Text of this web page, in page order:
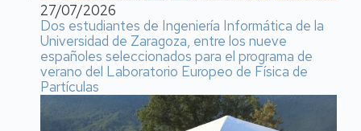
27/07/2026
Dos estudiantes de Ingeniería Informática de la
Universidad de Zaragoza, entre los nueve
españoles seleccionados para el programa de
verano del Laboratorio Europeo de Física de
Partículas